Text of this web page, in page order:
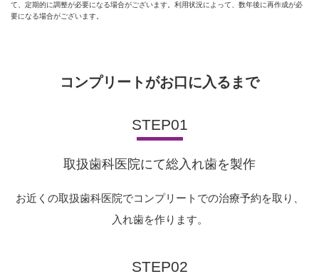
て、定期的に調整が必要になる場合がございます。利用状況によって、数年後に再作成が必
要になる場合がございます。
コンプリートがお口に入るまで
STEP01
取扱歯科医院にて総入れ歯を製作
お近くの取扱歯科医院でコンプリートでの治療予約を取り、
入れ歯を作ります。
STEP02